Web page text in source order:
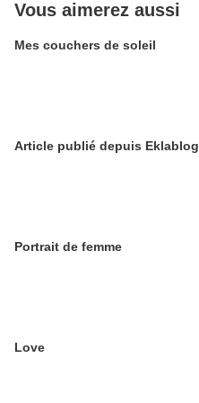
Vous aimerez aussi
Mes couchers de soleil
Article publié depuis Eklablog
Portrait de femme
Love